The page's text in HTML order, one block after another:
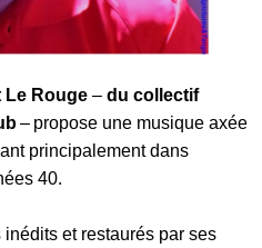
Le Rouge – du collectif
– propose une musique axée
principalement dans
40.
inédits et restaurés par ses